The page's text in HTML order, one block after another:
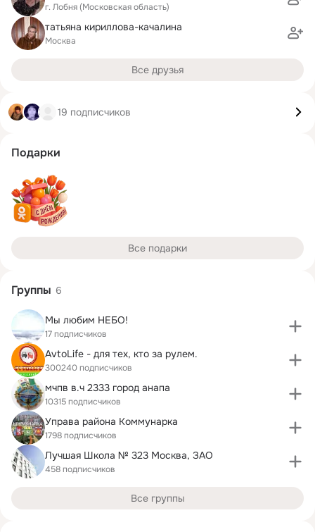
г. Лобня (Московская область)
татьяна кириллова-качалина
Москва
Все друзья
19 подписчиков
Подарки
Все подарки
Группы 6
Мы любим НЕБО!
17 подписчиков
AvtoLife - для тех, кто за рулем.
300240 подписчиков
мчпв в.ч 2333 город анапа
10315 подписчиков
Управа района Коммунарка
1798 подписчиков
Лучшая Школа № 323 Москва, ЗАО
458 подписчиков
Все группы